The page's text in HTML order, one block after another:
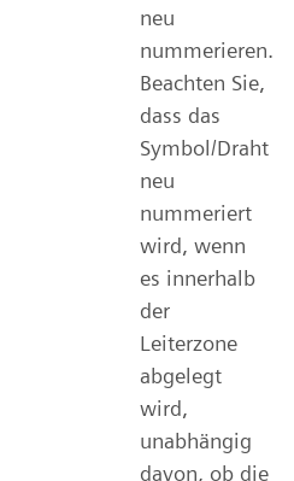
neu
nummerieren.
Beachten Sie,
dass das
Symbol/Draht
neu
nummeriert
wird, wenn
es innerhalb
der
Leiterzone
abgelegt
wird,
unabhängig
davon, ob die